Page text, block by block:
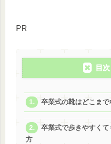
PR
目次
卒業式の靴はどこま
卒業式で歩きやすく
方